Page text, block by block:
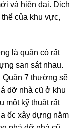
và hiện đại. Dịch
của khu vực,
là quận có rất
san sát nhau.
Quận 7 thường sẽ
dỡ nhà cũ ở khu
một kỹ thuật rất
ốc xây dựng nằm